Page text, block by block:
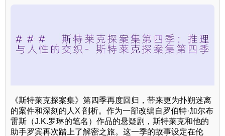
《斯特莱克探案集》第四季再度回归，带来更为扑朔迷离
的案件和深刻的人X 剖析。作为一部改编自罗伯特·加尔布
雷斯（J.K.罗琳的笔名）作品的悬疑剧，斯特莱克和他的
助手罗宾再次踏上了解密之旅。这一季的故事设定在伦